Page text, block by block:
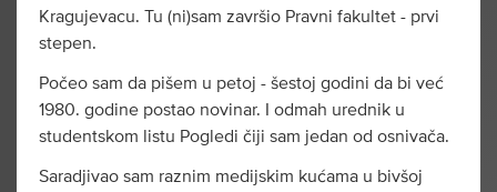
Kragujevacu. Tu (ni)sam završio Pravni fakultet - prvi
stepen.
Počeo sam da pišem u petoj - šestoj godini da bi već
1980. godine postao novinar. I odmah urednik u
studentskom listu Pogledi čiji sam jedan od osnivača.
Saradjivao sam raznim medijskim kućama u bivšoj